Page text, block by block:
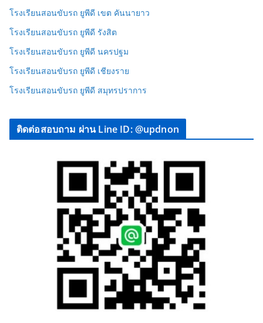
โรงเรียนสอนขับรถ ยูพีดี เขต คันนายาว
โรงเรียนสอนขับรถ ยูพีดี รังสิต
โรงเรียนสอนขับรถ ยูพีดี นครปฐม
โรงเรียนสอนขับรถ ยูพีดี เชียงราย
โรงเรียนสอนขับรถ ยูพีดี สมุทรปราการ
ติดต่อสอบถาม ผ่าน Line ID: @updnon